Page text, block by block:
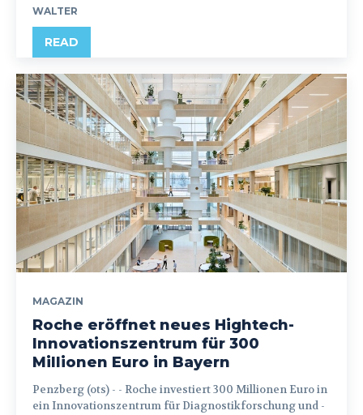
WALTER
READ
MAGAZIN
Roche eröffnet neues Hightech-
Innovationszentrum für 300
Millionen Euro in Bayern
Penzberg (ots) - - Roche investiert 300 Millionen Euro in
ein Innovationszentrum für Diagnostikforschung und -